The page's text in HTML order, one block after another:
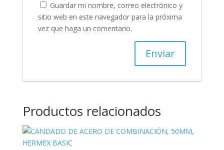
Guardar mi nombre, correo electrónico y
sitio web en este navegador para la próxima
vez que haga un comentario.
Productos relacionados